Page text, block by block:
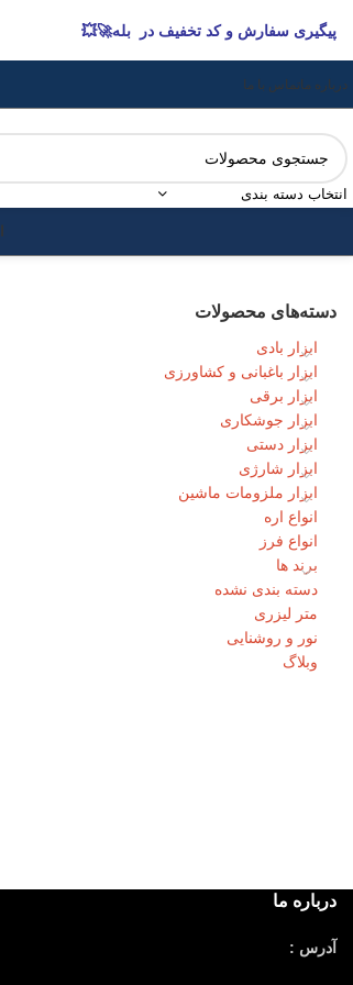
درباره ماتماس با ما
انتخاب دسته بندی
دسته‌های محصولات
ابزار بادی
ابزار باغبانی و کشاورزی
ابزار برقی
ابزار جوشکاری
ابزار دستی
ابزار شارژی
ابزار ملزومات ماشین
انواع اره
انواع فرز
برند ها
دسته بندی نشده
متر لیزری
نور و روشنایی
وبلاگ
درباره ما
آدرس :
پیگیری سفارش و کد تخفیف در بله🚀💥